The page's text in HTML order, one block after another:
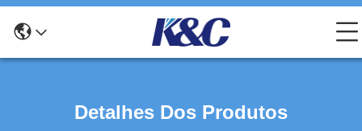
Detalhes Dos Produtos